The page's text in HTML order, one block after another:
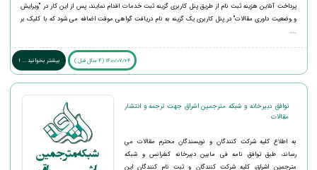
پرداخت آنلاین هزینه ثبت نام از طریق پنل کاربری گزینه ثبت خدمات اقدام نمایند، پس از این کار در "ویرایش
و وضعیت داوری مقالات" در پنل کاربری یک گزینه به نام دریافت گواهی موقت اضافه می شود که با کلیک بر
...
1400/07/24 (4 سال قبل ) بیشتر بخوانید ... !
توافق دبیرخانه و شبکه مترجمین اشراق جهت ترجمه و انتشار
مقالات
به اطلاع کلیه شرکت کنندگان و نویسندگان محترم مقالات می
رساند، طبق توافق نامه فی مابین دبیرخانه کنفرانس و شبکه
مترجمین اشراق، کلیه شرکت کنندگان و ثبت نام کنندگان این